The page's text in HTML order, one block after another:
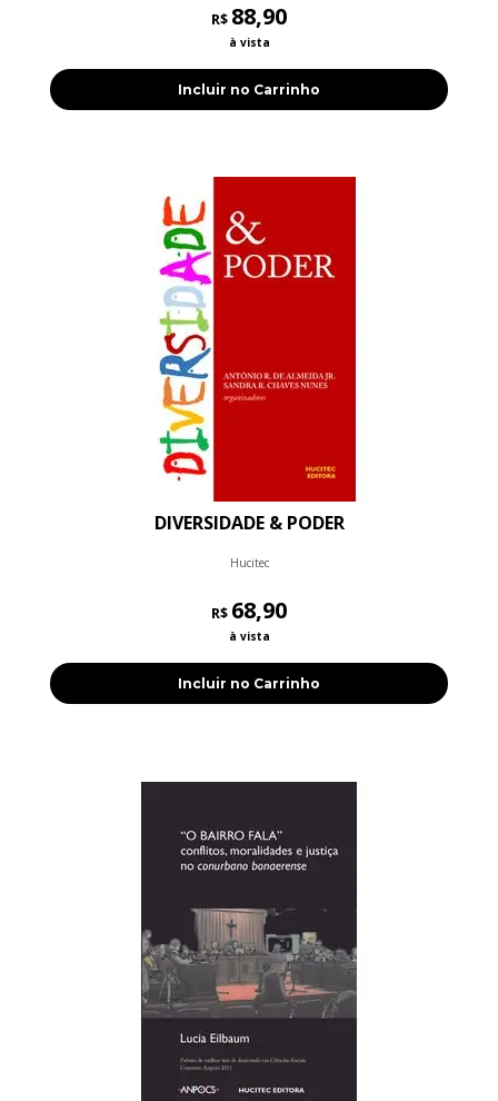
R$ 88,90
à vista
Incluir no Carrinho
DIVERSIDADE & PODER
Hucitec
R$ 68,90
à vista
Incluir no Carrinho